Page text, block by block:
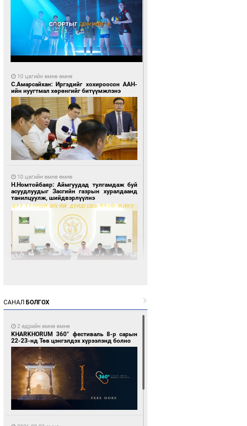
10 цагийн өмнө өмнө
С.Амарсайхан: Иргэдийг хохироосон ААН-
ийн нуугтмал хөрөнгийг битүүмжлэнэ
10 цагийн өмнө өмнө
Н.Номтойбаяр: Аймгуудад тулгамдаж буй
асуудлуудыг Засгийн газрын хуралдаанд
танилцуулж, шийдвэрлүүлнэ
дугаартай автомашинтай иргэдэд шатахуун
олгоно
18 цагийн өмнө өмнө
С.Бямбацогт Зүүн Азийн эрэгтэйчүүдийн
тамирчдад амжилт хүслээ
САНАЛ БОЛГОХ
2 өдрийн өмнө өмнө
KHARKHORUM 360° фестиваль 8-р сарын
22-23-нд Төв цэнгэлдэх хүрээлэнд болно